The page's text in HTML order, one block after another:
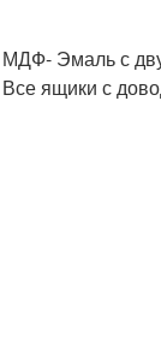
МДФ- Эмаль с
Все ящики с